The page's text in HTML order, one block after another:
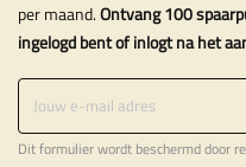
per maand.Ontvang 100
ingelogd bent of inlogt na het
Dit formulier wordt beschermd door